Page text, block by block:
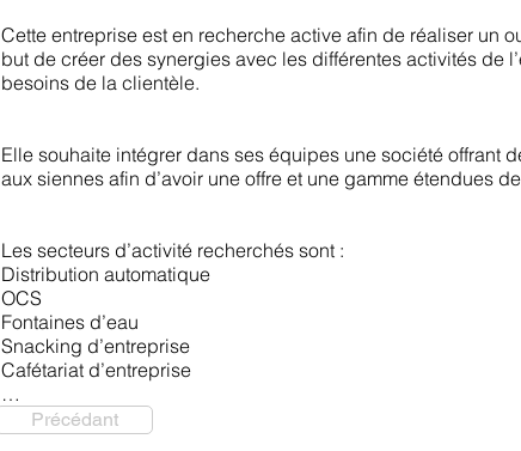
Cette entreprise est en recherche active afin de réaliser un
but de créer des synergies avec les différentes activités de
besoins de la clientèle.
Elle souhaite intégrer dans ses équipes une société offrant
aux siennes afin d’avoir une offre et une gamme étendues
Les secteurs d’activité recherchés sont :
Distribution automatique
OCS
Fontaines d’eau
Snacking d’entreprise
Cafétariat d’entreprise
…
Précédant